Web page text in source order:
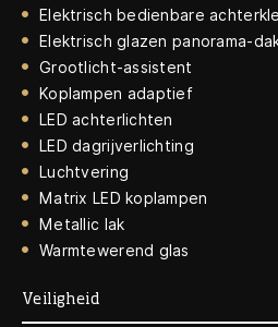
Elektrisch bedienbare
Elektrisch glazen panorama-
Grootlicht-assistent
Koplampen adaptief
LED achterlichten
LED dagrijverlichting
Luchtvering
Matrix LED koplampen
Metallic lak
Warmtewerend glas
Veiligheid